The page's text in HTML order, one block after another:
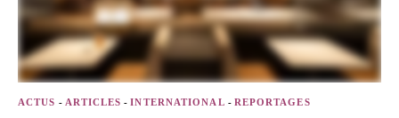
ACTUS - ARTICLES -INTERNATIONAL - REPORTAGES